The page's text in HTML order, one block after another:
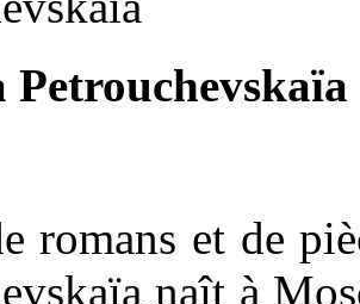
romans et de
naît à